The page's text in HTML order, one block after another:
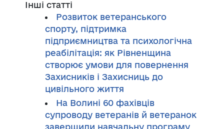
Інші статті
Розвиток ветеранського
спорту, підтримка
підприємництва та психологічна
реабілітація: як Рівненщина
створює умови для повернення
Захисників і Захисниць до
цивільного життя
На Волині 60 фахівців
супроводу ветеранів й ветеранок
завершили навчальну програму